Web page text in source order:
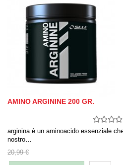
AMINO ARGININE 200 GR.
arginina è un aminoacido essenziale
nostro…
20,99 €